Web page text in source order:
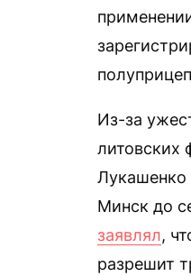
Из-за
литовских
Лукашенко
Минск до
заявлял,
разрешит